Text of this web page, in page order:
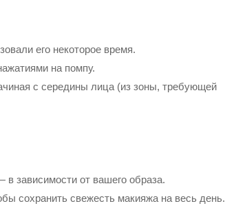
его некоторое время.
на помпу.
с середины лица (из зоны, требующей
зависимости от вашего образа.
сохранить свежесть макияжа на весь день.